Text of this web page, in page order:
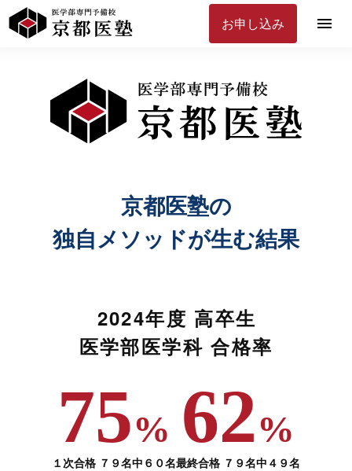
お申し込み
京都医塾の
独自メソッドが生む結果
2024年度 高卒生
医学部医学科 合格率
75%
１次合格 ７９名中６０名
62%
最終合格 ７９名中４９名